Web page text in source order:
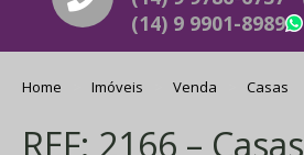
(14) 9 9901-8989
Home Imóveis Venda Casas
REF: 2166 – Casas